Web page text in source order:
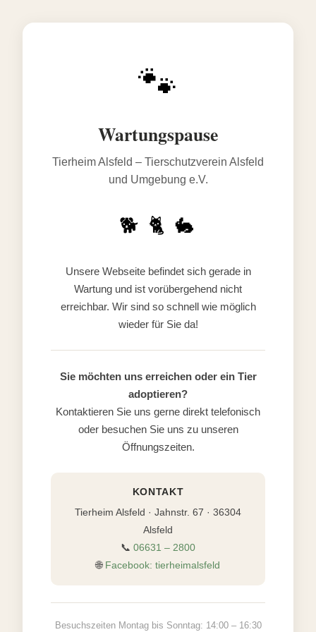
🐾
Wartungspause
Tierheim Alsfeld – Tierschutzverein Alsfeld
und Umgebung e.V.
🐕 🐈 🐇
Unsere Webseite befindet sich gerade in
Wartung und ist vorübergehend nicht
erreichbar. Wir sind so schnell wie möglich
wieder für Sie da!
Sie möchten uns erreichen oder ein Tier
adoptieren?
Kontaktieren Sie uns gerne direkt telefonisch
oder besuchen Sie uns zu unseren
Öffnungszeiten.
KONTAKT
Tierheim Alsfeld · Jahnstr. 67 · 36304
Alsfeld
📞 06631 – 2800
🌐 Facebook: tierheimalsfeld
Besuchszeiten Montag bis Sonntag: 14:00 – 16:30